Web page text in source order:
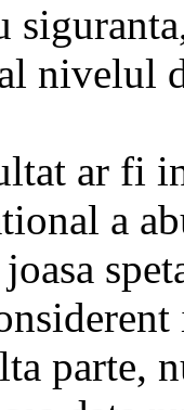
nivelul
ar fi
a
parte,